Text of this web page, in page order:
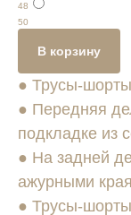
48
50
В корзину
● Трусы-
● Передняя
подкладке из
● На задней
ажурными
● Трусы-